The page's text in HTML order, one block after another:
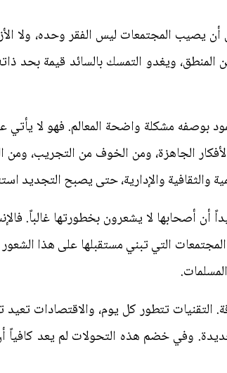
يصيب المجتمعات ليس الفقر وحده، ولا
ويغدو التمسك بالسائد قيمة بحد
بوصفه مشكلة واضحة المعالم. فهو لا يأتي
الجاهزة، ومن الخوف من التجريب،
والثقافية والإدارية، حتى يصبح التجديد
أن أصحابها لا يشعرون بخطورتها غالباً.
المجتمعات التي تبني مستقبلها على هذا
التقنيات تتطور كل يوم، والاقتصادات
وفي خضم هذه التحولات لم يعد كافياً أن